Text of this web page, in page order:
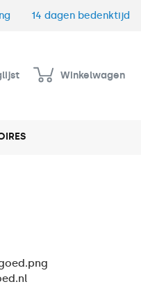
14 dagen bedenktijd
Winkelwagen